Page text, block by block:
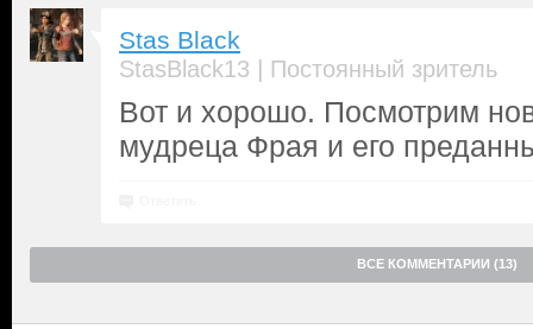
Stas Black
StasBlack13 | Постоянный зритель
Вот и хорошо. Посмотрим
мудреца Фрая и его
ВСЕ КОММЕНТАРИИ (13)